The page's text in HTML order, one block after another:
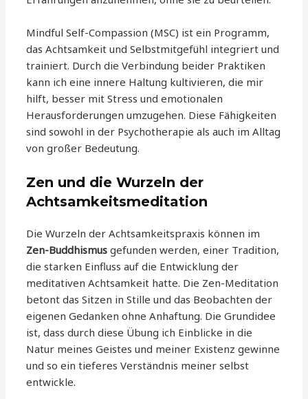
Mindful Self-Compassion (MSC) ist ein Programm,
das Achtsamkeit und Selbstmitgefühl integriert und
trainiert. Durch die Verbindung beider Praktiken
kann ich eine innere Haltung kultivieren, die mir
hilft, besser mit Stress und emotionalen
Herausforderungen umzugehen. Diese Fähigkeiten
sind sowohl in der Psychotherapie als auch im Alltag
von großer Bedeutung.
Zen und die Wurzeln der
Achtsamkeitsmeditation
Die Wurzeln der Achtsamkeitspraxis können im
Zen-Buddhismus gefunden werden, einer Tradition,
die starken Einfluss auf die Entwicklung der
meditativen Achtsamkeit hatte. Die Zen-Meditation
betont das Sitzen in Stille und das Beobachten der
eigenen Gedanken ohne Anhaftung. Die Grundidee
ist, dass durch diese Übung ich Einblicke in die
Natur meines Geistes und meiner Existenz gewinne
und so ein tieferes Verständnis meiner selbst
entwickle.